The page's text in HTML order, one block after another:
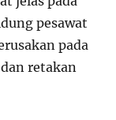
pesawat
pada
retakan